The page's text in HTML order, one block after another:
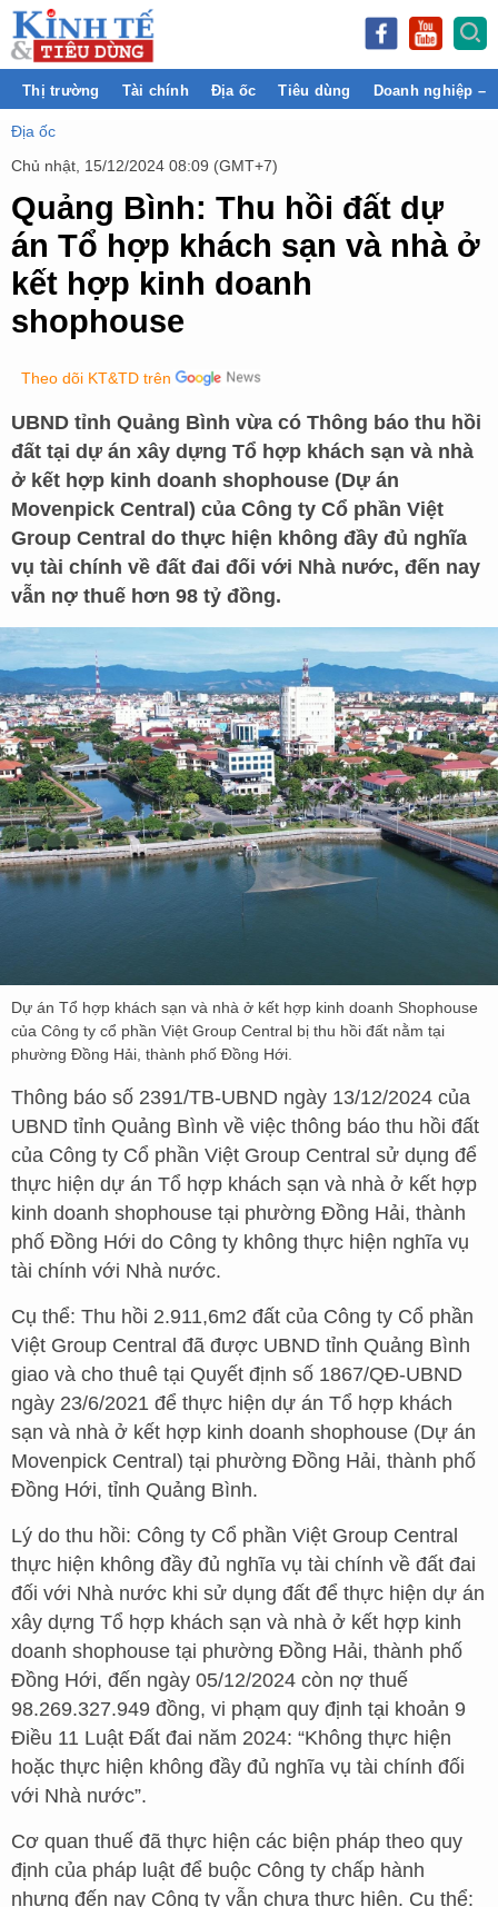
Thị trường Tài chính Địa ốc Tiêu dùng Doanh nghiệp –
Địa ốc
Chủ nhật, 15/12/2024 08:09 (GMT+7)
Quảng Bình: Thu hồi đất dự
án Tổ hợp khách sạn và nhà ở
kết hợp kinh doanh
shophouse
Theo dõi KT&TD trên
UBND tỉnh Quảng Bình vừa có Thông báo thu hồi
đất tại dự án xây dựng Tổ hợp khách sạn và nhà
ở kết hợp kinh doanh shophouse (Dự án
Movenpick Central) của Công ty Cổ phần Việt
Group Central do thực hiện không đầy đủ nghĩa
vụ tài chính về đất đai đối với Nhà nước, đến nay
vẫn nợ thuế hơn 98 tỷ đồng.
Dự án Tổ hợp khách sạn và nhà ở kết hợp kinh doanh Shophouse
của Công ty cổ phần Việt Group Central bị thu hồi đất nằm tại
phường Đồng Hải, thành phố Đồng Hới.
Thông báo số 2391/TB-UBND ngày 13/12/2024 của
UBND tỉnh Quảng Bình về việc thông báo thu hồi đất
của Công ty Cổ phần Việt Group Central sử dụng để
thực hiện dự án Tổ hợp khách sạn và nhà ở kết hợp
kinh doanh shophouse tại phường Đồng Hải, thành
phố Đồng Hới do Công ty không thực hiện nghĩa vụ
tài chính với Nhà nước.
Cụ thể: Thu hồi 2.911,6m2 đất của Công ty Cổ phần
Việt Group Central đã được UBND tỉnh Quảng Bình
giao và cho thuê tại Quyết định số 1867/QĐ-UBND
ngày 23/6/2021 để thực hiện dự án Tổ hợp khách
sạn và nhà ở kết hợp kinh doanh shophouse (Dự án
Movenpick Central) tại phường Đồng Hải, thành phố
Đồng Hới, tỉnh Quảng Bình.
Lý do thu hồi: Công ty Cổ phần Việt Group Central
thực hiện không đầy đủ nghĩa vụ tài chính về đất đai
đối với Nhà nước khi sử dụng đất để thực hiện dự án
xây dựng Tổ hợp khách sạn và nhà ở kết hợp kinh
doanh shophouse tại phường Đồng Hải, thành phố
Đồng Hới, đến ngày 05/12/2024 còn nợ thuế
98.269.327.949 đồng, vi phạm quy định tại khoản 9
Điều 11 Luật Đất đai năm 2024: “Không thực hiện
hoặc thực hiện không đầy đủ nghĩa vụ tài chính đối
với Nhà nước”.
Cơ quan thuế đã thực hiện các biện pháp theo quy
định của pháp luật để buộc Công ty chấp hành
nhưng đến nay Công ty vẫn chưa thực hiện. Cụ thể: